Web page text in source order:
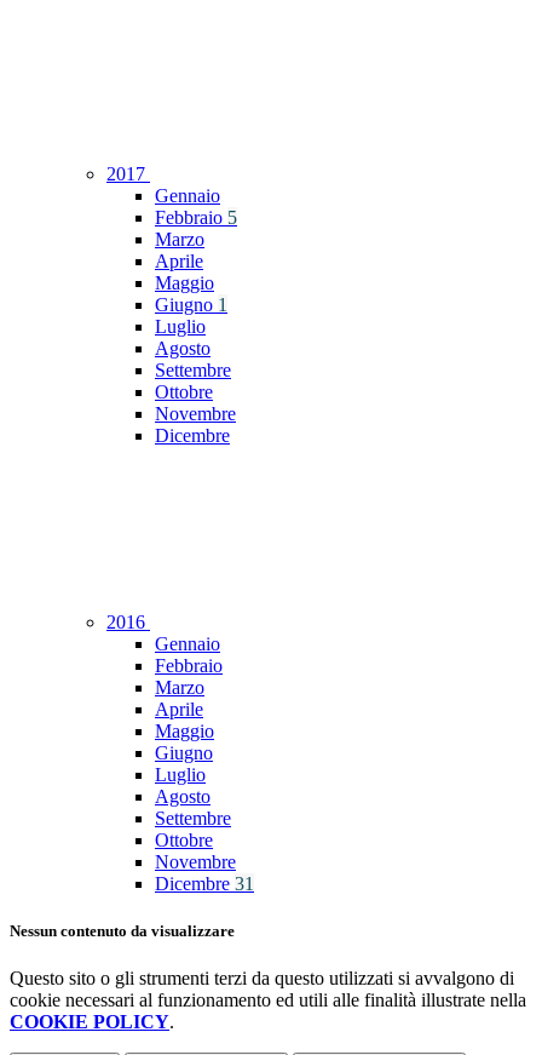
2017
Gennaio
Febbraio 5
Marzo
Aprile
Maggio
Giugno 1
Luglio
Agosto
Settembre
Ottobre
Novembre
Dicembre
2016
Gennaio
Febbraio
Marzo
Aprile
Maggio
Giugno
Luglio
Agosto
Settembre
Ottobre
Novembre
Dicembre 31
Nessun contenuto da visualizzare
Questo sito o gli strumenti terzi da questo utilizzati si avvalgono di
cookie necessari al funzionamento ed utili alle finalità illustrate nella
COOKIE POLICY.